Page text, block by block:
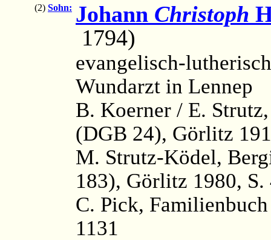
(2) Sohn: Johann Christoph
1794)
evangelisch-
Wundarzt in Lennep
B. Koerner / E.
(DGB 24), Görlitz
M. Strutz-Ködel,
183), Görlitz 1980, S.
C. Pick,
1131